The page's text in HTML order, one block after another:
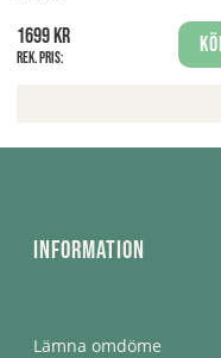
1699 kr
Rek. pris:
Information
Lämna omdöme